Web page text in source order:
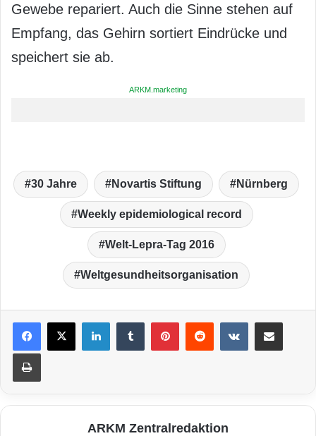
Gewebe repariert. Auch die Sinne stehen auf
Empfang, das Gehirn sortiert Eindrücke und
speichert sie ab.
ARKM.marketing
30 Jahre Novartis Stiftung Nürnberg
Weekly epidemiological record
Welt-Lepra-Tag 2016
Weltgesundheitsorganisation
LinkedIn VKontakte
Drucken
ARKM Zentralredaktion